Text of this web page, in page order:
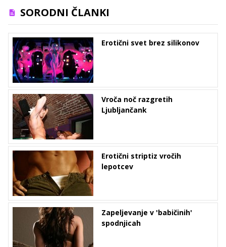
SORODNI ČLANKI
Erotični svet brez silikonov
Vroča noč razgretih
Ljubljančank
Erotični striptiz vročih
lepotcev
Zapeljevanje v 'babičinih'
spodnjicah